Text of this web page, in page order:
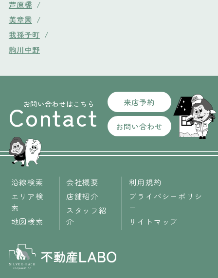
芦原橋 /
美章園 /
我孫子町 /
駒川中野
お問い合わせはこちら
Contact 来店予約
お問い合わせ
沿線検索
エリア検
索
地図検索
会社概要
店舗紹介
スタッフ紹
介
利用規約
プライバシーポリシ
ー
サイトマップ